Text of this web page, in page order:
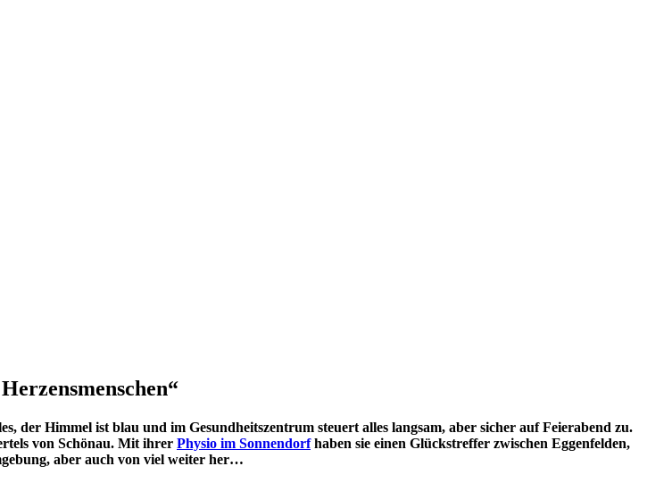
der Himmel ist blau und im Gesundheitszentrum steuert alles langsam, aber sicher auf Feierabend zu.
von Schönau. Mit ihrer Physio im Sonnendorfhaben sie einen Glückstreffer zwischen Eggenfelden,
aber auch von viel weiter her…